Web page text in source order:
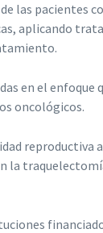
las pacientes
aplicando
en el enfoque
oncológicos.
la